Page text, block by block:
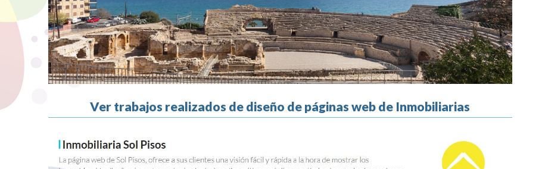
Ver trabajos realizados de diseño de páginas web de Inmobiliarias